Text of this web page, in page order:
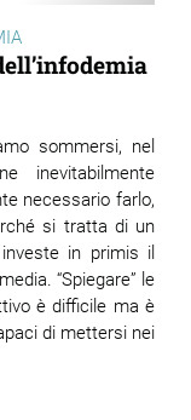
sommersi, nel
inevitabilmente
necessario farlo,
si tratta di un
in primis il
“Spiegare” le
è difficile ma è
di mettersi nei